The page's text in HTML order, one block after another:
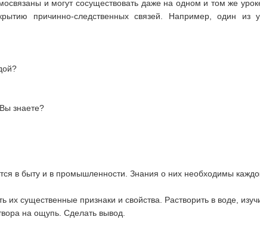
и могут сосуществовать даже на одном и том же
причинно-следственных связей. Например, один из
знаете?
в быту и в промышленности. Знания о них необходимы
существенные признаки и свойства. Растворить в воде,
на ощупь. Сделать вывод.